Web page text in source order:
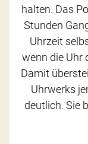
halten. Das
Stunden
Uhrzeit
wenn die Uhr
Damit
Uhrwerks
deutlich. Sie